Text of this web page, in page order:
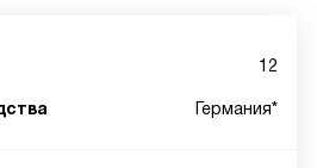
12
Германия*